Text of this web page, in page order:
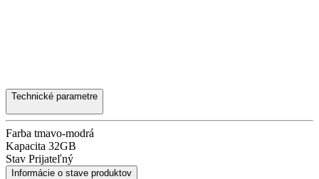
Technické parametre
Farba tmavo-modrá
Kapacita 32GB
Stav Prijateľný
Informácie o stave produktov